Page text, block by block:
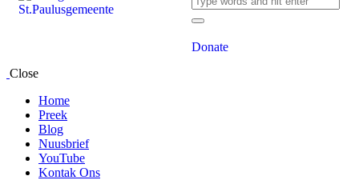
Donate
Close
Home
Preek
Blog
Nuusbrief
YouTube
Kontak Ons